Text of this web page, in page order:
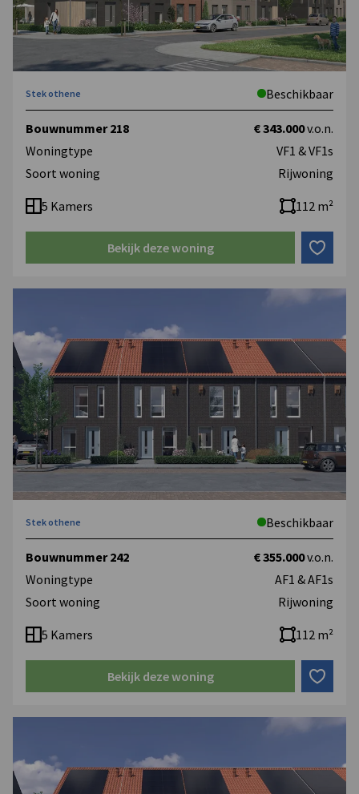
Stek othene Beschikbaar
Bouwnummer 218 € 343.000v.o.n.
Woningtype
VF1 & VF1s
Soort woning
Rijwoning
5 Kamers 112 m²
Bekijk deze woning
Stek othene Beschikbaar
Bouwnummer 242 € 355.000v.o.n.
Woningtype
AF1 & AF1s
Soort woning
Rijwoning
5 Kamers 112 m²
Bekijk deze woning